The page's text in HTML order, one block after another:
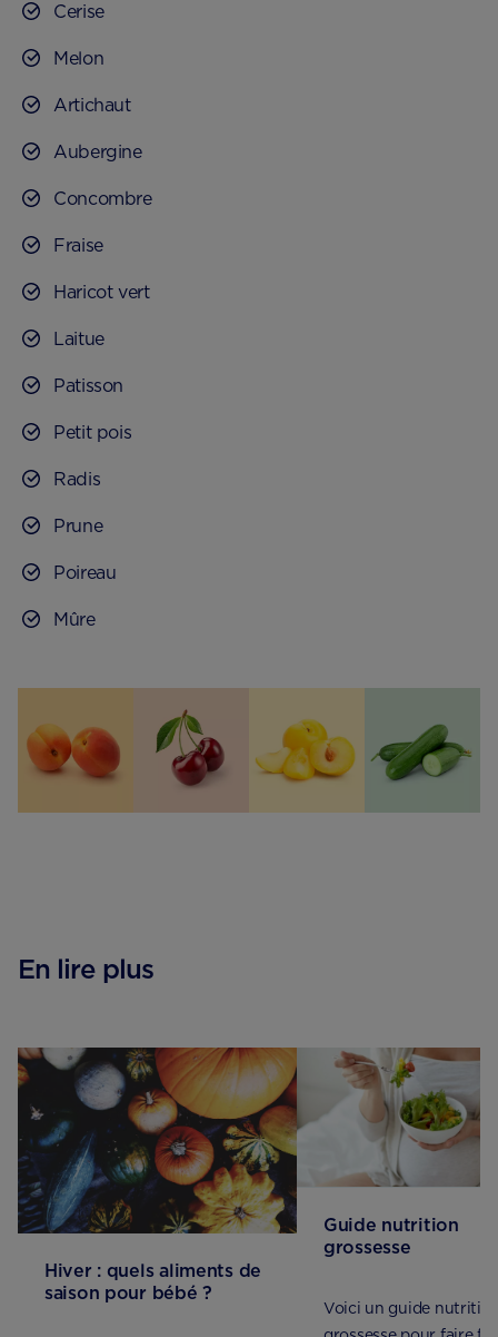
Cerise
Melon
Artichaut
Aubergine
Concombre
Fraise
Haricot vert
Laitue
Patisson
Petit pois
Radis
Prune
Poireau
Mûre
En lire plus
Hiver : quels aliments de
saison pour bébé ?
Guide nutrition
grossesse
Voici un guide